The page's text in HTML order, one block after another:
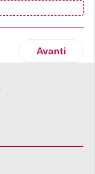
per il
Articolo
Avanti